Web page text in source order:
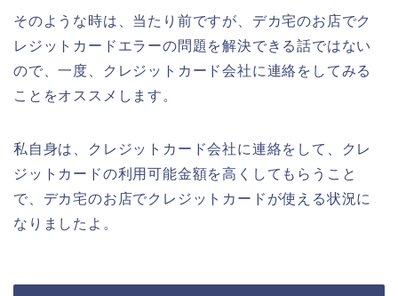
そのような時は、当たり前ですが、デカ宅のお店でク
レジットカードエラーの問題を解決できる話ではない
ので、一度、クレジットカード会社に連絡をしてみる
ことをオススメします。
私自身は、クレジットカード会社に連絡をして、クレ
ジットカードの利用可能金額を高くしてもらうこと
で、デカ宅のお店でクレジットカードが使える状況に
なりましたよ。